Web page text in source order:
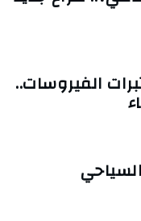
الفيروسات..